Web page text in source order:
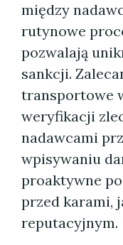
między
rutynowe
pozwalają
sankcji.
transportowe
weryfikacji
nadawcami
wpisywaniu
proaktywne
przed karami,
reputacyjnym.